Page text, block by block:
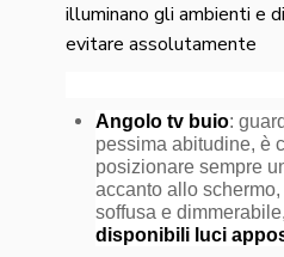
illuminano gli ambienti e
evitare assolutamente
Angolo tv buio:
pessima abitudine, è
posizionare sempre
accanto allo
soffusa e
disponibili luci